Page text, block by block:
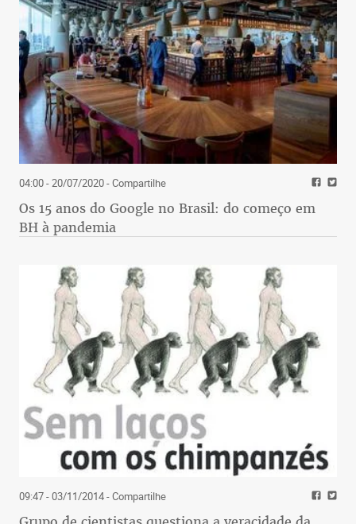
04:00 - 20/07/2020- Compartilhe
Os 15 anos do Google no Brasil: do começo em
BH à pandemia
09:47 - 03/11/2014- Compartilhe